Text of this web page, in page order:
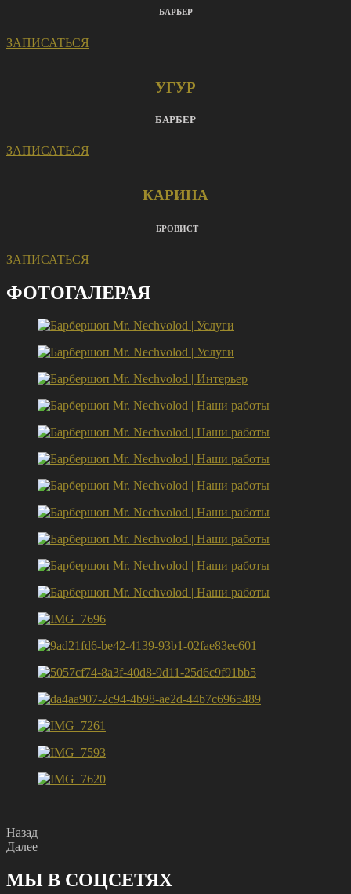
БАРБЕР
ЗАПИСАТЬСЯ
УГУР
БАРБЕР
ЗАПИСАТЬСЯ
КАРИНА
БРОВИСТ
ЗАПИСАТЬСЯ
ФОТОГАЛЕРАЯ
Назад
Далее
МЫ В СОЦСЕТЯХ